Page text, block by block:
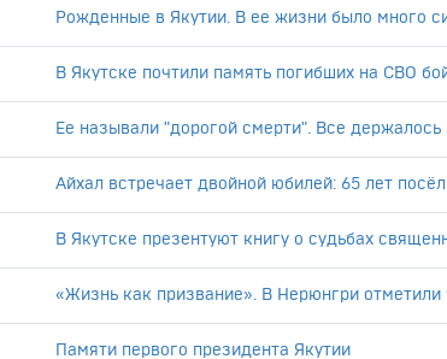
Рожденные в Якутии. В ее жизни было много
В Якутске почтили память погибших на СВО
Ее называли "дорогой смерти". Все держалось
Айхал встречает двойной юбилей: 65 лет
В Якутске презентуют книгу о судьбах
«Жизнь как призвание». В Нерюнгри отметили
Памяти первого президента Якутии